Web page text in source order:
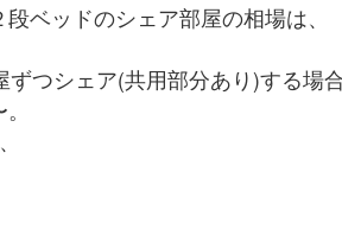
ベッドのシェア部屋の相場は、
つシェア(共用部分あり)する場合